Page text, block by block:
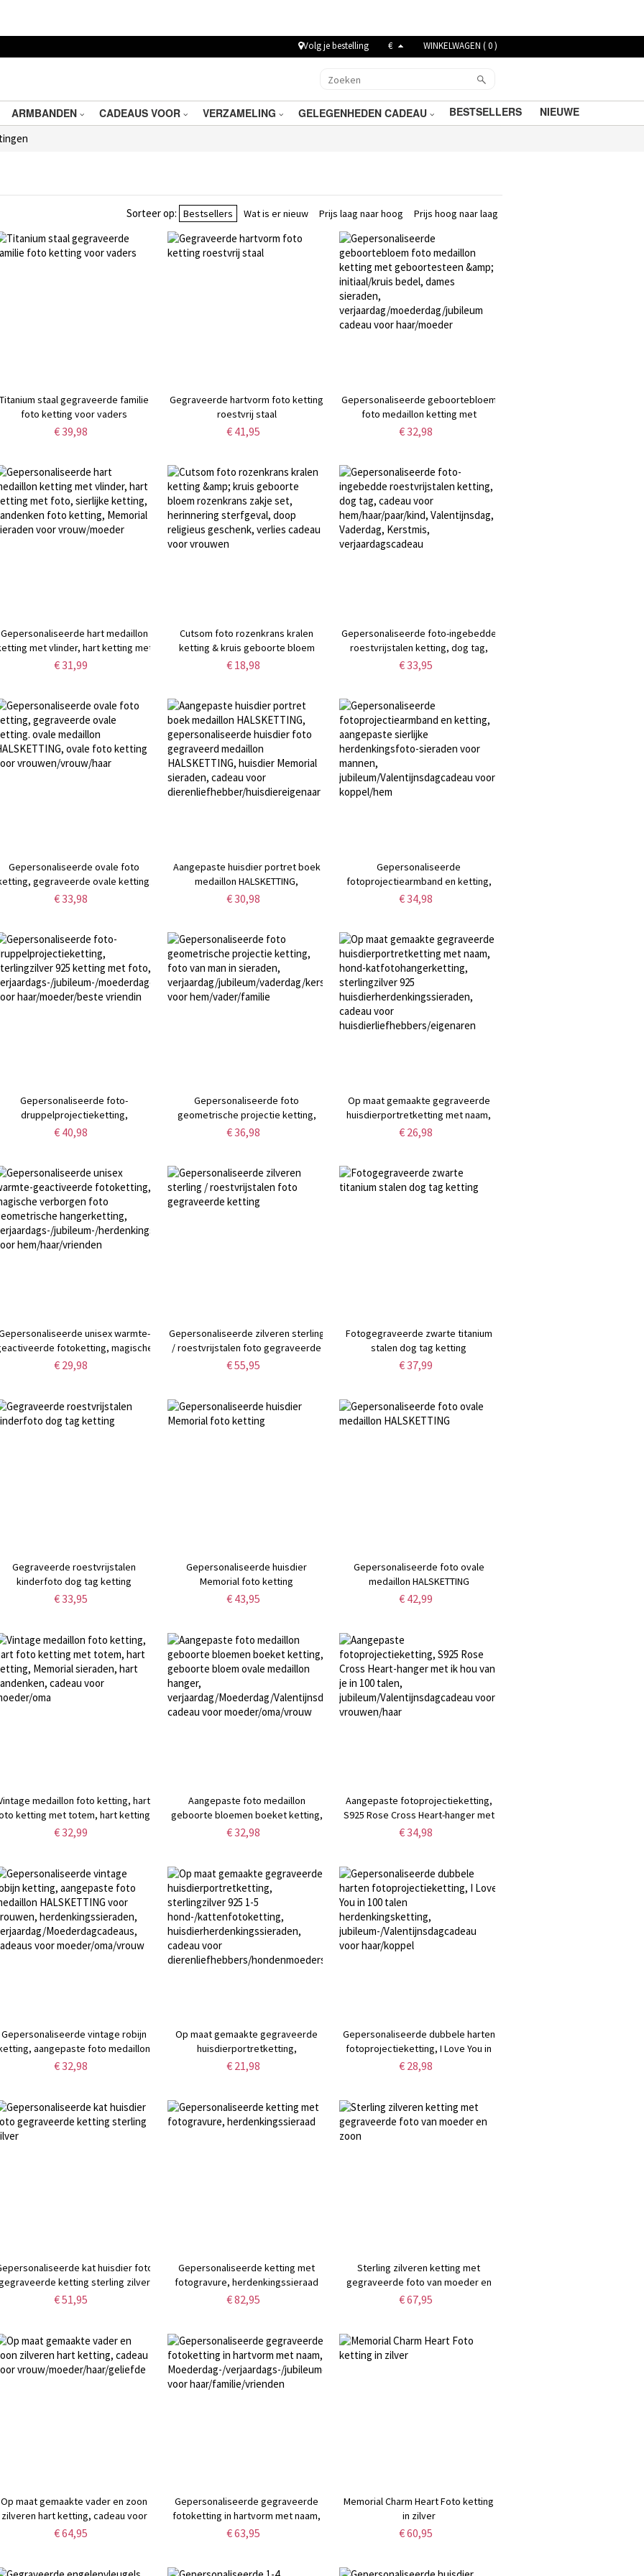
Volg je bestelling € WINKELWAGEN (0)
ARMBANDEN CADEAUS VOOR VERZAMELING GELEGENHEDEN CADEAU BESTSELLERS NIEUWE
Sorteer op: Bestsellers Wat is er nieuw Prijs laag naar hoog Prijs hoog naar laag
Titanium staal gegraveerde familie
foto ketting voor vaders
€ 39,98
Gegraveerde hartvorm foto ketting
roestvrij staal
€ 41,95
Gepersonaliseerde geboortebloem
foto medaillon ketting met
geboortesteen & initiaal/kruis
cadeau voor haar/moeder
€ 32,98
Gepersonaliseerde hart medaillon
met vlinder, hart ketting met
foto, sierlijke ketting, aandenken
€ 31,99
Cutsom foto rozenkrans kralen
ketting & kruis geboorte bloem
rozenkrans zakje set, herinnering
vrouwen
€ 18,98
Gepersonaliseerde foto-ingebedde
roestvrijstalen ketting, dog tag,
cadeau voor hem/haar/paar/kind,
€ 33,95
Gepersonaliseerde ovale foto
gegraveerde ovale ketting.
medaillon HALSKETTING, ovale
€ 33,98
Aangepaste huisdier portret boek
medaillon HALSKETTING,
gepersonaliseerde huisdier foto
voor
dierenliefhebber/huisdiereigenaar
€ 30,98
Gepersonaliseerde
fotoprojectiearmband en ketting,
aangepaste sierlijke
jubileum/Valentijnsdagcadeau voor
koppel/hem
€ 34,98
Gepersonaliseerde foto-
druppelprojectieketting,
925 ketting met foto,
€ 40,98
Gepersonaliseerde foto
geometrische projectie ketting,
foto van man in sieraden,
€ 36,98
Op maat gemaakte gegraveerde
huisdierportretketting met naam,
hond-katfotohangerketting,
cadeau voor
huisdierliefhebbers/eigenaren
€ 26,98
unisex warmte-
fotoketting, magische
verborgen foto geometrische
voor hem/haar/vrienden
€ 29,98
Gepersonaliseerde zilveren sterling
/ roestvrijstalen foto gegraveerde
ketting
€ 55,95
Fotogegraveerde zwarte titanium
stalen dog tag ketting
€ 37,99
Gegraveerde roestvrijstalen
kinderfoto dog tag ketting
€ 33,95
Gepersonaliseerde huisdier
Memorial foto ketting
€ 43,95
Gepersonaliseerde foto ovale
medaillon HALSKETTING
€ 42,99
medaillon foto ketting, hart
ketting met totem, hart ketting,
sieraden, hart aandenken,
€ 32,99
Aangepaste foto medaillon
geboorte bloemen boeket ketting,
geboorte bloem ovale medaillon
cadeau voor moeder/oma/vrouw
€ 32,98
Aangepaste fotoprojectieketting,
S925 Rose Cross Heart-hanger met
ik hou van je in 100 talen,
€ 34,98
Gepersonaliseerde vintage robijn
aangepaste foto medaillon
HALSKETTING voor vrouwen,
cadeaus voor moeder/oma/vrouw
€ 32,98
Op maat gemaakte gegraveerde
huisdierportretketting,
sterlingzilver 925 1-5
cadeau voor
dierenliefhebbers/hondenmoeders/kattenvaders
€ 21,98
Gepersonaliseerde dubbele harten
fotoprojectieketting, I Love You in
100 talen herdenkingsketting,
€ 28,98
kat huisdier foto
ketting sterling zilver
€ 51,95
Gepersonaliseerde ketting met
fotogravure, herdenkingssieraad
€ 82,95
Sterling zilveren ketting met
gegraveerde foto van moeder en
zoon
€ 67,95
Op maat gemaakte vader en zoon
zilveren hart ketting, cadeau voor
vrouw/moeder/haar/geliefde
€ 64,95
Gepersonaliseerde gegraveerde
fotoketting in hartvorm met naam,
Moederdag-/verjaardags-/jubileumcadeau
€ 63,95
Memorial Charm Heart Foto ketting
in zilver
€ 60,95